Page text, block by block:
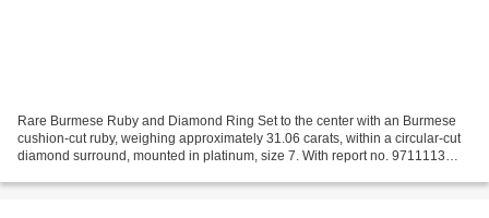
Rare Burmese Ruby and Diamond Ring Set to the center with an Burmese
cushion-cut ruby, weighing approximately 31.06 carats, within a circular-cut
diamond surround, mounted in platinum, size 7. With report no. 9711113